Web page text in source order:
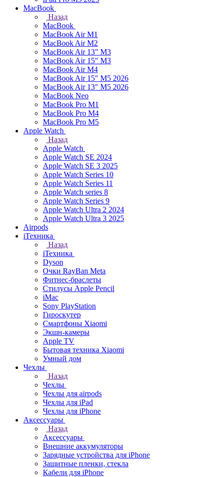
MacBook
Назад
MacBook
MacBook Air M1
MacBook Air M2
MacBook Air 13" M3
MacBook Air 15" M3
MacBook Air M4
MacBook Air 15" М5 2026
MacBook Air 13" М5 2026
MacBook Neo
MacBook Pro M1
MacBook Pro M4
MacBook Pro M5
Apple Watch
Назад
Apple Watch
Apple Watch SE 2024
Apple Watch SE 3 2025
Apple Watch Series 10
Apple Watch Series 11
Apple Watch series 8
Apple Watch Series 9
Apple Watch Ultra 2 2024
Apple Watch Ultra 3 2025
Airpods
iТехника
Назад
iТехника
Dyson
Очки RayBan Meta
Фитнес-браслеты
Стилусы Apple Pencil
iMac
Sony PlayStation
Гироскутер
Смартфоны Xiaomi
Экшн-камеры
Apple TV
Бытовая техника Xiaomi
Умный дом
Чехлы
Назад
Чехлы
Чехлы для airpods
Чехлы для iPad
Чехлы для iPhone
Аксессуары
Назад
Аксессуары
Внешние аккумуляторы
Зарядные устройства для iPhone
Защитные пленки, стекла
Кабели для iPhone